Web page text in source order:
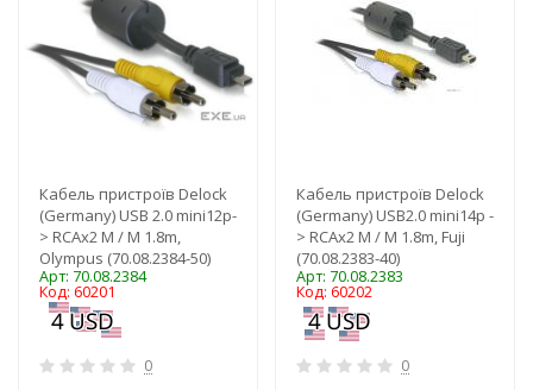
Кабель пристроїв Delock
(Germany) USB 2.0 mini12p-
> RCAx2 M / M 1.8m,
Olympus (70.08.2384-50)
Арт: 70.08.2384
Код: 60201
0
Кабель пристроїв Delock
(Germany) USB2.0 mini14p -
> RCAx2 M / M 1.8m, Fuji
(70.08.2383-40)
Арт: 70.08.2383
Код: 60202
0